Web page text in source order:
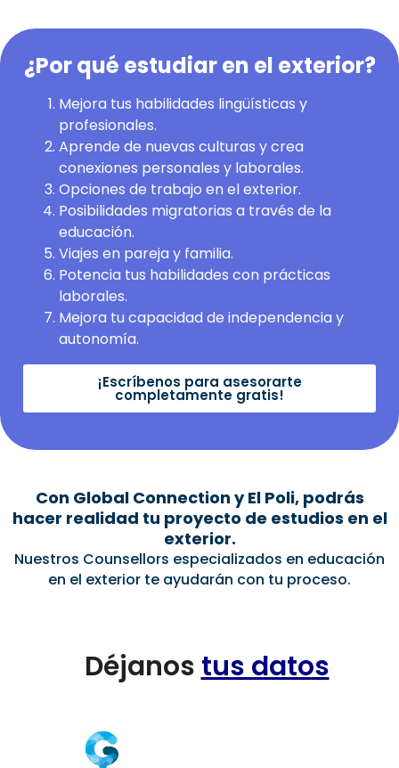
¿Por qué estudiar en el exterior?
Mejora tus habilidades lingüísticas y
profesionales.
Aprende de nuevas culturas y crea
conexiones personales y laborales.
Opciones de trabajo en el exterior.
Posibilidades migratorias a través de la
educación.
Viajes en pareja y familia.
Potencia tus habilidades con prácticas
laborales.
Mejora tu capacidad de independencia y
autonomía.
¡Escríbenos para asesorarte
completamente gratis!
Con Global Connection y El Poli, podrás
hacer realidad tu proyecto de estudios en el
exterior.
Nuestros Counsellors especializados en educación
en el exterior te ayudarán con tu proceso.
Déjanos tus datos